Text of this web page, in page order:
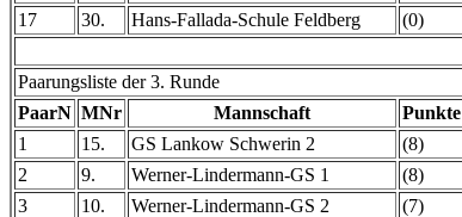
17
30. Hans-Fallada-Schule Feldberg (0)
Paarungsliste der 3. Runde
PaarN MNr Mannschaft Punkte
1
15. GS Lankow Schwerin 2 (8)
2
9. Werner-Lindermann-GS 1 (8)
3
10. Werner-Lindermann-GS 2 (7)